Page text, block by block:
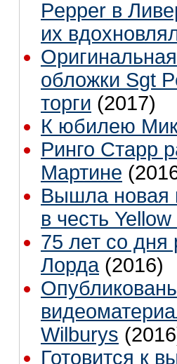
Pepper в
их
обложки Sgt
торги (2017)
К юбилею
Ринго Старр
Мартине
Вышла новая
в честь
75 лет со
Лорда (2016)
Wilburys
Готовится к